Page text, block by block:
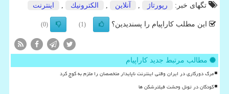
تگهای خبر:
رپورتاژ آنلاین الكترونیك اینترنت
این مطلب کاراپیام را پسندیدین؟ (1)
(0)
مطالب مرتبط جدید کاراپیام
مرگ دورکاری در ایران وقتی اینترنت ناپایدار متخصصان را ملزم به کوچ کرد
کودکان در تونل وحشت فیلترشکن ها